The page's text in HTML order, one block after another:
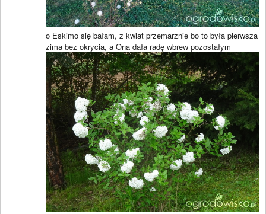
o Eskimo się bałam, z kwiat przemarznie bo to była pierwsza
zima bez okrycia, a Ona dała radę wbrew pozostałym